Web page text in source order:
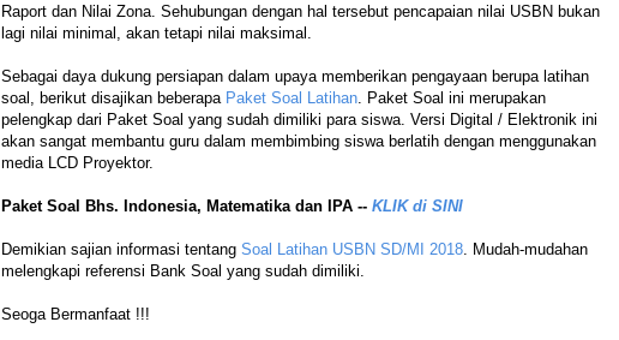
Raport dan Nilai Zona. Sehubungan dengan hal tersebut pencapaian nilai USBN bukan
lagi nilai minimal, akan tetapi nilai maksimal.
Sebagai daya dukung persiapan dalam upaya memberikan pengayaan berupa latihan
soal, berikut disajikan beberapa Paket Soal Latihan. Paket Soal ini merupakan
pelengkap dari Paket Soal yang sudah dimiliki para siswa. Versi Digital / Elektronik ini
akan sangat membantu guru dalam membimbing siswa berlatih dengan menggunakan
media LCD Proyektor.
Paket Soal Bhs. Indonesia, Matematika dan IPA -- KLIK di SINI
Demikian sajian informasi tentang Soal Latihan USBN SD/MI 2018. Mudah-mudahan
melengkapi referensi Bank Soal yang sudah dimiliki.
Seoga Bermanfaat !!!